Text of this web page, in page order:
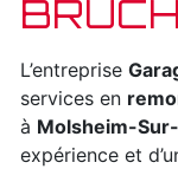
L’entreprise
services en
à Molsheim-
expérience et